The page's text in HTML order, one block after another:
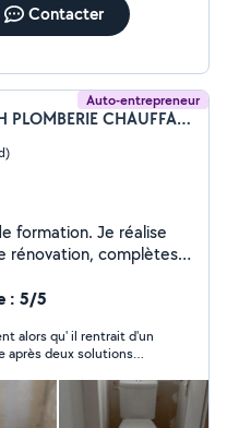
Contacter
Auto-entrepreneur
Hamane Diakite (DH PLOMBERIE CHAUFFAGISTE)
formation. Je réalise
complètes
pose également de
que les installations
différents
la pose de parquet
: 5/5
alors qu' il rentrait d'un
après deux solutions